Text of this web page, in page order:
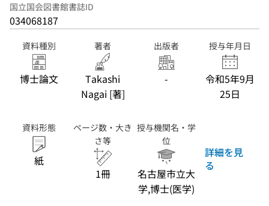
国立国会図書館書誌ID
034068187
資料種別
博士論文
著者
Takashi
Nagai [著]
出版者
-
授与年月日
令和5年9月
25日
資料形態
紙
ページ数・大き
さ等
1冊
授与機関名・学
位
名古屋市立大
学,博士(医学)
詳細を見
る